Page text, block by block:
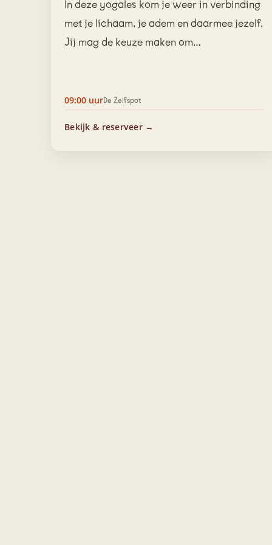
In deze yogales kom je weer in verbinding
met je lichaam, je adem en daarmee jezelf.
Jij mag de keuze maken om…
09:00 uurDe Zelfspot
Bekijk & reserveer →